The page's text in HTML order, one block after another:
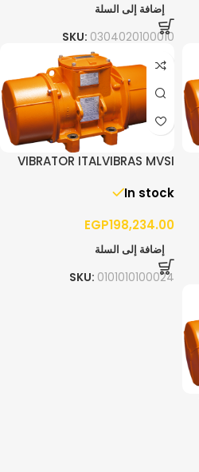
إضافة إلى السلة
SKU: 0304020100010
VIBRATOR ITALVIBRAS MVSI
In stock
EGP198,234.00
إضافة إلى السلة
SKU: 0101010100024